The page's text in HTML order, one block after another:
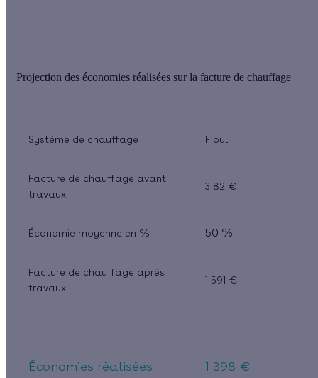
Projection des économies réalisées sur la facture de chauffage
Système de chauffage Fioul
Facture de chauffage avant
travaux
3182 €
Économie moyenne en % 50 %
Facture de chauffage après
travaux
1 591 €
Économies réalisées 1 398 €